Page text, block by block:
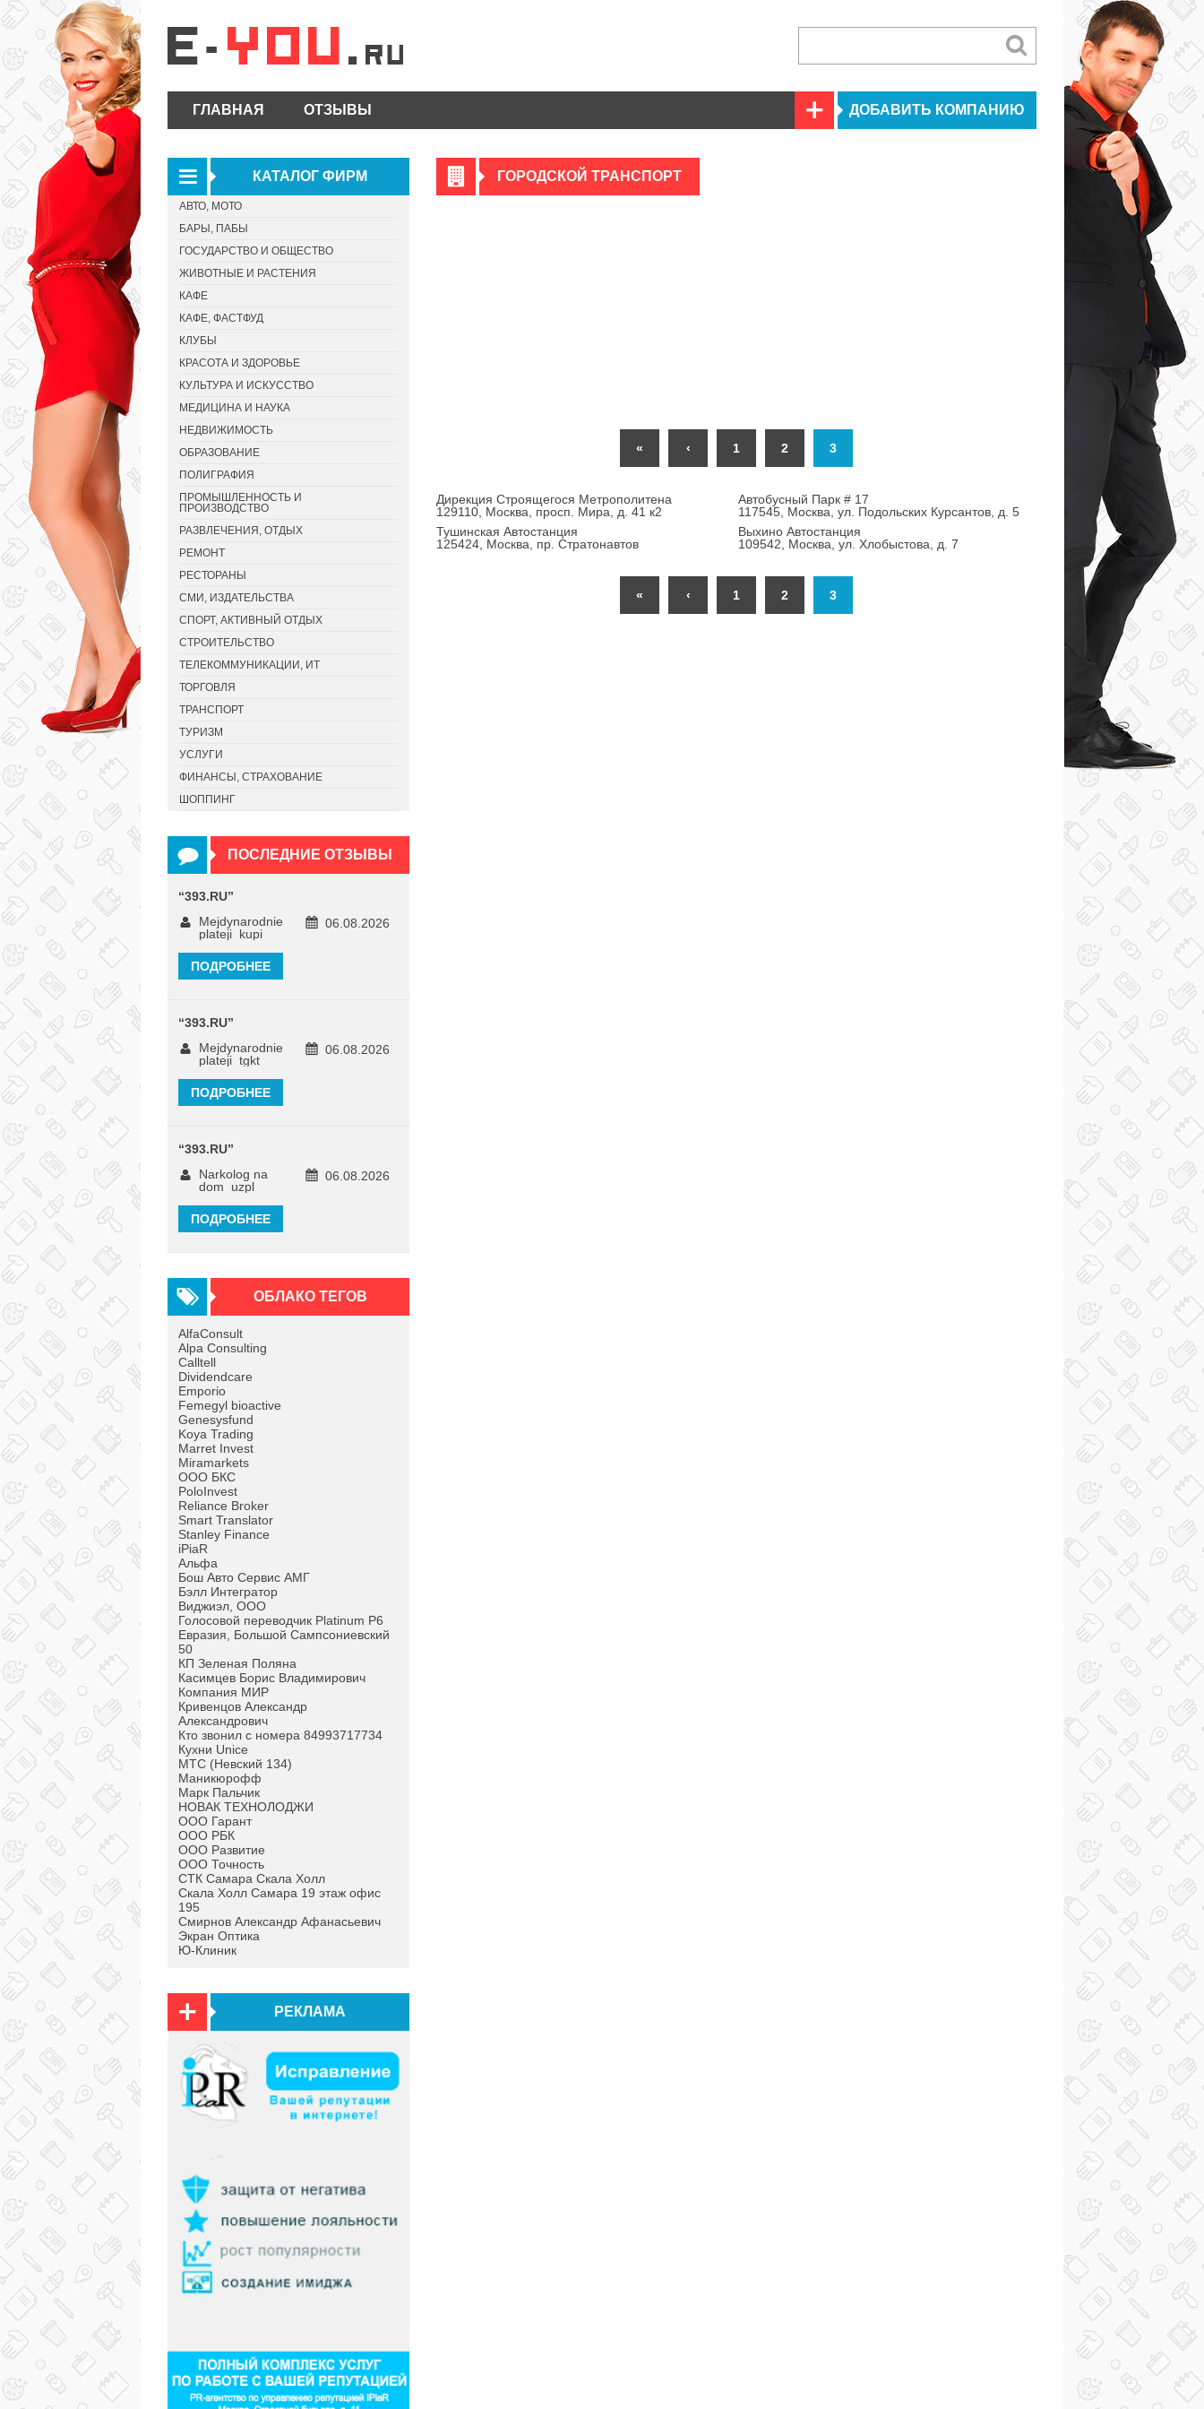
ГЛАВНАЯ ОТЗЫВЫ ДОБАВИТЬ КОМПАНИЮ
ГОРОДСКОЙ ТРАНСПОРТ
« ‹ 1 2 3
Дирекция Строящегося Метрополитена
129110, Москва, просп. Мира, д. 41 к2
Автобусный Парк # 17
117545, Москва, ул. Подольских Курсантов, д. 5
Тушинская Автостанция
125424, Москва, пр. Стратонавтов
Выхино Автостанция
109542, Москва, ул. Хлобыстова, д. 7
« ‹ 1 2 3
КАТАЛОГ ФИРМ
АВТО, МОТО
БАРЫ, ПАБЫ
ГОСУДАРСТВО И ОБЩЕСТВО
ЖИВОТНЫЕ И РАСТЕНИЯ
КАФЕ
КАФЕ, ФАСТФУД
КЛУБЫ
КРАСОТА И ЗДОРОВЬЕ
КУЛЬТУРА И ИСКУССТВО
МЕДИЦИНА И НАУКА
НЕДВИЖИМОСТЬ
ОБРАЗОВАНИЕ
ПОЛИГРАФИЯ
ПРОМЫШЛЕННОСТЬ И
ПРОИЗВОДСТВО
РАЗВЛЕЧЕНИЯ, ОТДЫХ
РЕМОНТ
РЕСТОРАНЫ
СМИ, ИЗДАТЕЛЬСТВА
СПОРТ, АКТИВНЫЙ ОТДЫХ
СТРОИТЕЛЬСТВО
ТЕЛЕКОММУНИКАЦИИ, ИТ
ТОРГОВЛЯ
ТРАНСПОРТ
ТУРИЗМ
УСЛУГИ
ФИНАНСЫ, СТРАХОВАНИЕ
ШОППИНГ
ПОСЛЕДНИЕ ОТЗЫВЫ
“393.RU”
06.08.2026
Mejdynarodnie
plateji_kupi
ПОДРОБНЕЕ
“393.RU”
06.08.2026
Mejdynarodnie
plateji_tgkt
ПОДРОБНЕЕ
“393.RU”
06.08.2026
Narkolog na
dom_uzpl
ПОДРОБНЕЕ
ОБЛАКО ТЕГОВ
AlfaConsult
Alpa Consulting
Calltell
Dividendcare
Emporio
Femegyl bioactive
Genesysfund
Koya Trading
Marret Invest
Miramarkets
OOO БКС
PoloInvest
Reliance Broker
Smart Translator
Stanley Finance
iPiaR
Альфа
Бош Авто Сервис АМГ
Бэлл Интегратор
Виджиэл, ООО
Голосовой переводчик Platinum P6
Евразия, Большой Сампсониевский
50
КП Зеленая Поляна
Касимцев Борис Владимирович
Компания МИР
Кривенцов Александр
Александрович
Кто звонил с номера 84993717734
Кухни Unice
МТС (Невский 134)
Маникюрофф
Марк Пальчик
НОВАК ТЕХНОЛОДЖИ
ООО Гарант
ООО РБК
ООО Развитие
ООО Точность
СТК Самара Скала Холл
Скала Холл Самара 19 этаж офис
195
Смирнов Александр Афанасьевич
Экран Оптика
Ю-Клиник
РЕКЛАМА